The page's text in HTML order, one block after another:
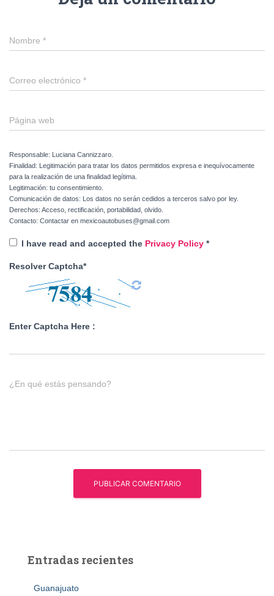
Nombre *
Correo electrónico *
Página web
Responsable: Luciana Cannizzaro.
Finalidad: Legitimación para tratar los datos permitidos expresa e inequívocamente
para la realización de una finalidad legítima.
Legitimación: tu consentimiento.
Comunicación de datos: Los datos no serán cedidos a terceros salvo por ley.
Derechos: Acceso, rectificación, portabilidad, olvido.
Contacto: Contactar en mexicoautobuses@gmail.com
I have read and accepted the Privacy Policy *
Resolver Captcha*
Enter Captcha Here :
¿En qué estás pensando?
Entradas recientes
Guanajuato